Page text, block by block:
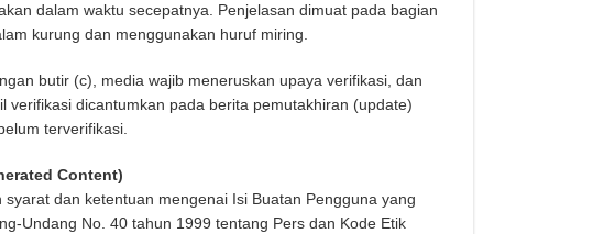
dalam waktu secepatnya. Penjelasan dimuat pada bagian
kurung dan menggunakan huruf miring.
butir (c), media wajib meneruskan upaya verifikasi, dan
verifikasi dicantumkan pada berita pemutakhiran (update)
terverifikasi.
Content)
dan ketentuan mengenai Isi Buatan Pengguna yang
Undang No. 40 tahun 1999 tentang Pers dan Kode Etik